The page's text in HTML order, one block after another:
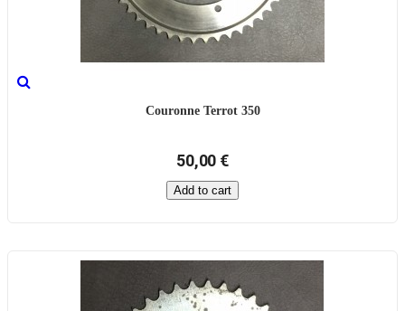
Couronne Terrot 350
50,00 €
Add to cart